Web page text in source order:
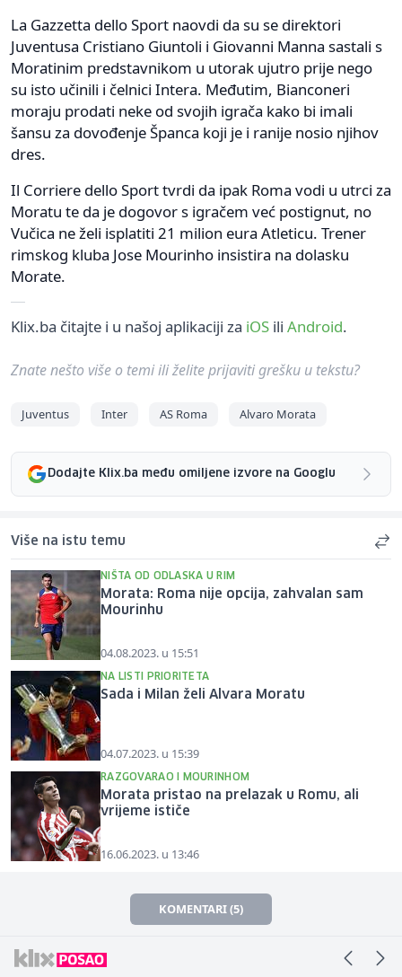
La Gazzetta dello Sport naovdi da su se direktori
Juventusa Cristiano Giuntoli i Giovanni Manna sastali s
Moratinim predstavnikom u utorak ujutro prije nego
su isto učinili i čelnici Intera. Međutim, Bianconeri
moraju prodati neke od svojih igrača kako bi imali
šansu za dovođenje Španca koji je i ranije nosio njihov
dres.
Il Corriere dello Sport tvrdi da ipak Roma vodi u utrci za
Moratu te da je dogovor s igračem već postignut, no
Vučica ne želi isplatiti 21 milion eura Atleticu. Trener
rimskog kluba Jose Mourinho insistira na dolasku
Morate.
Klix.ba čitajte i u našoj aplikaciji za iOS ili Android.
Znate nešto više o temi ili želite prijaviti grešku u tekstu?
Juventus Inter AS Roma Alvaro Morata
Dodajte Klix.ba među omiljene izvore na Googlu
Više na istu temu
NIŠTA OD ODLASKA U RIM
Morata: Roma nije opcija, zahvalan sam
Mourinhu
04.08.2023. u 15:51
NA LISTI PRIORITETA
Sada i Milan želi Alvara Moratu
04.07.2023. u 15:39
RAZGOVARAO I MOURINHOM
Morata pristao na prelazak u Romu, ali
vrijeme ističe
16.06.2023. u 13:46
KOMENTARI (5)